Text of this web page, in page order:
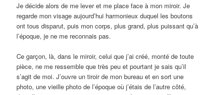
Je décide alors de me lever et me place face à mon miroir. Je
regarde mon visage aujourd’hui harmonieux duquel les boutons
ont tous disparut, puis mon corps, plus grand, plus puissant qu’à
l’époque, je ne me reconnais pas.
Ce garçon, là, dans le miroir, celui que j’ai créé, monté de toute
pièce, ne me ressemble que très peu et pourtant je sais qu’il
s’agit de moi. J’ouvre un tiroir de mon bureau et en sort une
photo, une vieille photo de l’époque où j’étais de l’autre côté,